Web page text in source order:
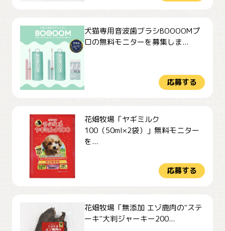
犬猫専用音波歯ブラシBOOOOMプ
ロの無料モニターを募集しま...
応募する
花畑牧場「ヤギミルク
100（50ml×2袋）」無料モニター
を...
応募する
花畑牧場「無添加 エゾ鹿肉の"ステ
ーキ"大判ジャーキー200...